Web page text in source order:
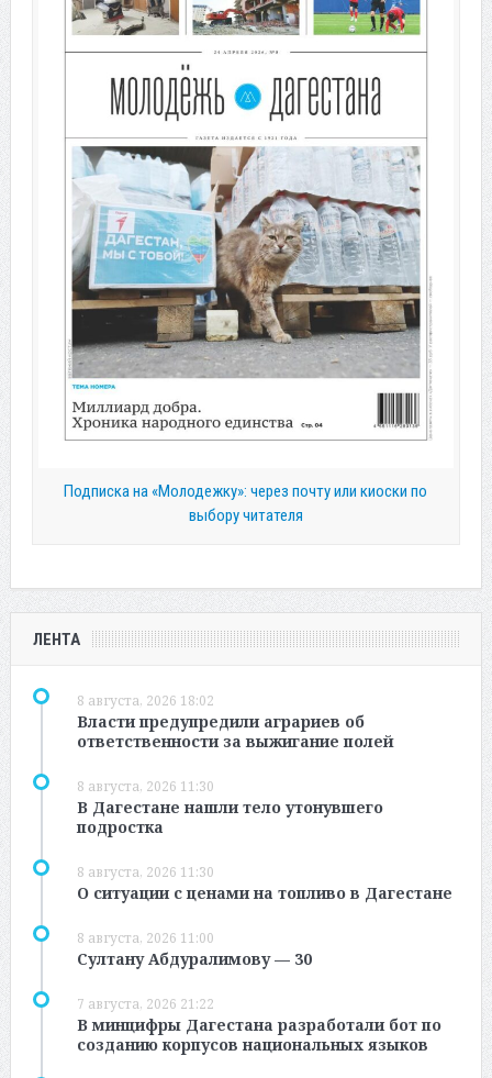
Подписка на «Молодежку»: через почту или киоски по
выбору читателя
ЛЕНТА
8 августа, 2026 18:02
Власти предупредили аграриев об
ответственности за выжигание полей
8 августа, 2026 11:30
В Дагестане нашли тело утонувшего
подростка
8 августа, 2026 11:30
О ситуации с ценами на топливо в Дагестане
8 августа, 2026 11:00
Султану Абдуралимову — 30
7 августа, 2026 21:22
В минцифры Дагестана разработали бот по
созданию корпусов национальных языков